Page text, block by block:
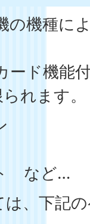
の機種に
機能付
れます。
など…
、下記